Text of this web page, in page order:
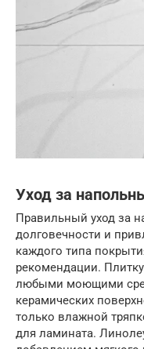
Уход за
Правильный уход за
долговечности и
каждого типа
рекомендации.
любыми моющими
керамических
только влажной
для ламината.